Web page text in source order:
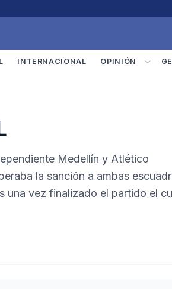
INTERNACIONAL OPINIÓN
Medellín y Atlético
la sanción a ambas
una vez finalizado el partido el